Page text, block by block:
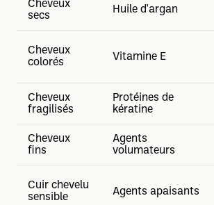
Cheveux
secs
Huile d'argan
Cheveux
colorés
Vitamine E
Cheveux
fragilisés
Protéines de
kératine
Cheveux
fins
Agents
volumateurs
Cuir chevelu
sensible
Agents apaisants